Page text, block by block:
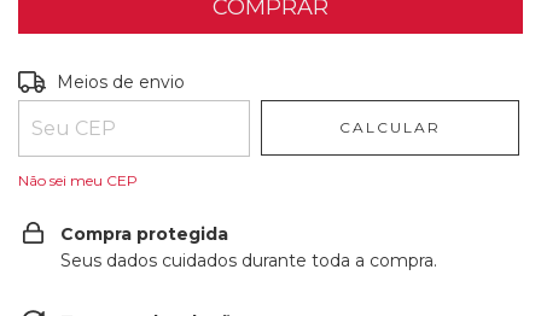
Entregas para o CEP:
Meios de envio
CALCULAR
Não sei meu CEP
Compra protegida
Seus dados cuidados durante toda a compra.